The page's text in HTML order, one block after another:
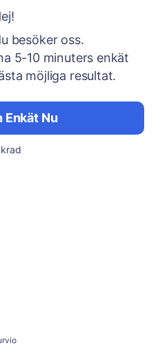
besöker oss.
5-10 minuters enkät
möjliga resultat.
Enkät Nu